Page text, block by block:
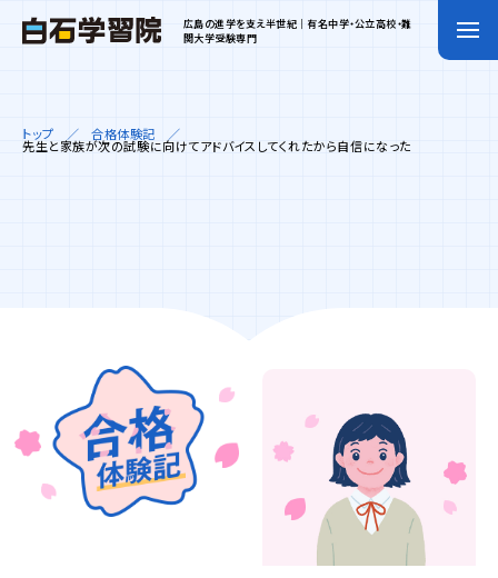
広島の進学を支え半世紀｜有名中学・公立高校・難
関大学受験専門
トップ 合格体験記
先生と家族が次の試験に向けてアドバイスしてくれたから自信になった